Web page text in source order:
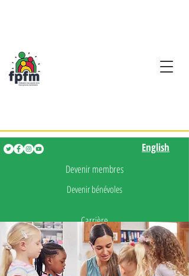
Devenir membres
Devenir bénévoles
Carrière
Presse
English